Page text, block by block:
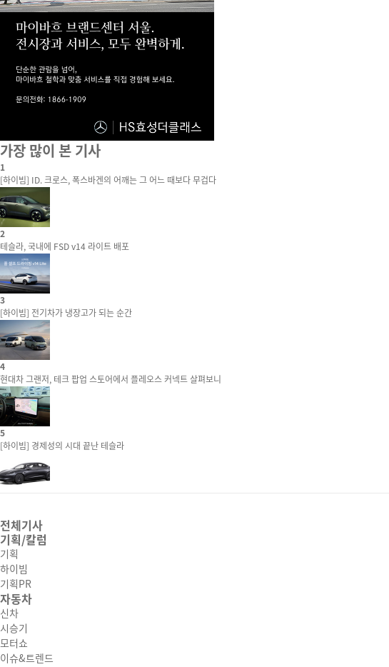
가장 많이 본 기사
1
[하이빔] ID. 크로스, 폭스바겐의 어깨는 그 어느 때보다 무겁다
2
테슬라, 국내에 FSD v14 라이트 배포
3
[하이빔] 전기차가 냉장고가 되는 순간
4
현대차 그랜저, 테크 팝업 스토어에서 플레오스 커넥트 살펴보니
5
[하이빔] 경제성의 시대 끝난 테슬라
전체기사
기획/칼럼
기획
하이빔
기획PR
자동차
신차
시승기
모터쇼
이슈&트렌드